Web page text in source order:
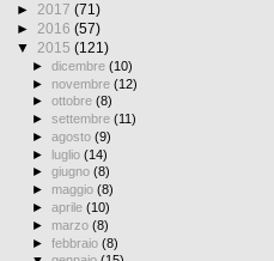
► 2017 (71)
► 2016 (57)
▼ 2015 (121)
►dicembre(10)
► novembre(12)
►ottobre(8)
►settembre(11)
►agosto(9)
► luglio(14)
►giugno(8)
► maggio(8)
►aprile(10)
► marzo(8)
►febbraio(8)